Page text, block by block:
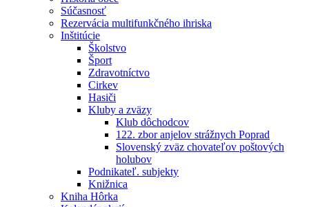
Súčasnosť
Rezervácia multifunkčného ihriska
Inštitúcie
Školstvo
Šport
Zdravotníctvo
Cirkev
Hasiči
Kluby a zväzy
Klub dôchodcov
122. zbor anjelov strážnych Poprad
Slovenský zväz chovateľov poštových
holubov
Podnikateľ. subjekty
Knižnica
Kniha Hôrka